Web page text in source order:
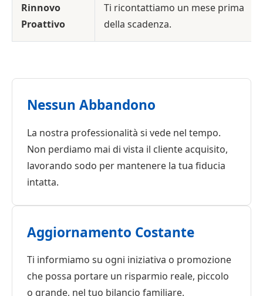
Rinnovo
Proattivo
Ti ricontattiamo un mese prima
della scadenza.
Nessun Abbandono
La nostra professionalità si vede nel tempo.
Non perdiamo mai di vista il cliente acquisito,
lavorando sodo per mantenere la tua fiducia
intatta.
Aggiornamento Costante
Ti informiamo su ogni iniziativa o promozione
che possa portare un risparmio reale, piccolo
o grande, nel tuo bilancio familiare.